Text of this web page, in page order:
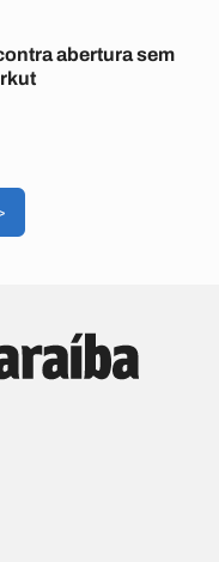
abertura sem